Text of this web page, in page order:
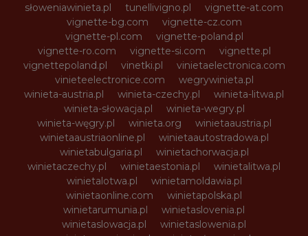
słoweniawinieta.pl
tunellivigno.pl
vignette-at.com
vignette-bg.com
vignette-cz.com
vignette-pl.com
vignette-poland.pl
vignette-ro.com
vignette-si.com
vignette.pl
vignettepoland.pl
vinetki.pl
vinietaelectronica.com
vinieteelectronice.com
wegrywinieta.pl
winieta-austria.pl
winieta-czechy.pl
winieta-litwa.pl
winieta-słowacja.pl
winieta-wegry.pl
winieta-węgry.pl
winieta.org
winietaaustria.pl
winietaaustriaonline.pl
winietaautostradowa.pl
winietabulgaria.pl
winietachorwacja.pl
winietaczechy.pl
winietaestonia.pl
winietalitwa.pl
winietalotwa.pl
winietamoldawia.pl
winietaonline.com
winietapolska.pl
winietarumunia.pl
winietaslovenia.pl
winietaslowacja.pl
winietaslowenia.pl